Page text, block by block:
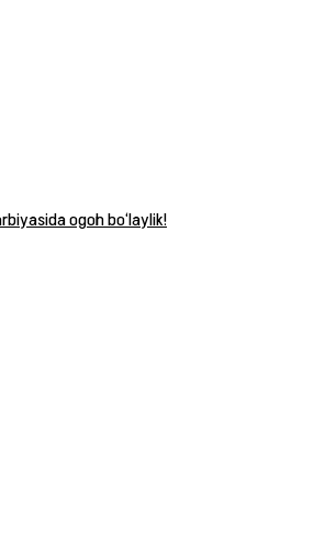
ogoh bo‘laylik!